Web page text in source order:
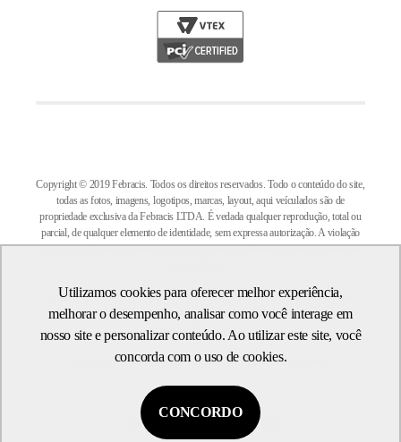
Copyright © 2019 Febracis. Todos os direitos reservados. Todo o conteúdo do site,
todas as fotos, imagens, logotipos, marcas, layout, aqui veículados são de
propriedade exclusiva da Febracis LTDA. É vedada qualquer reprodução, total ou
parcial, de qualquer elemento de identidade, sem expressa autorização. A violação
de qualquer direito mencionado implicará na responsabilização cível e criminal nos
Livraria Febracis LTDA. | CNPJ: 18.179.360/0001-68 - Estr. da Cruz Grande
n°700 - Santo Antônio - Louveira, SP - CEP 13294-004
ecommerce@febracis.com.br
Os preços dos produtos estão sujeitos a alteração sem aviso prévio.
Utilizamos cookies para oferecer melhor experiência,
melhorar o desempenho, analisar como você interage em
nosso site e personalizar conteúdo. Ao utilizar este site, você
concorda com o uso de cookies.
CONCORDO